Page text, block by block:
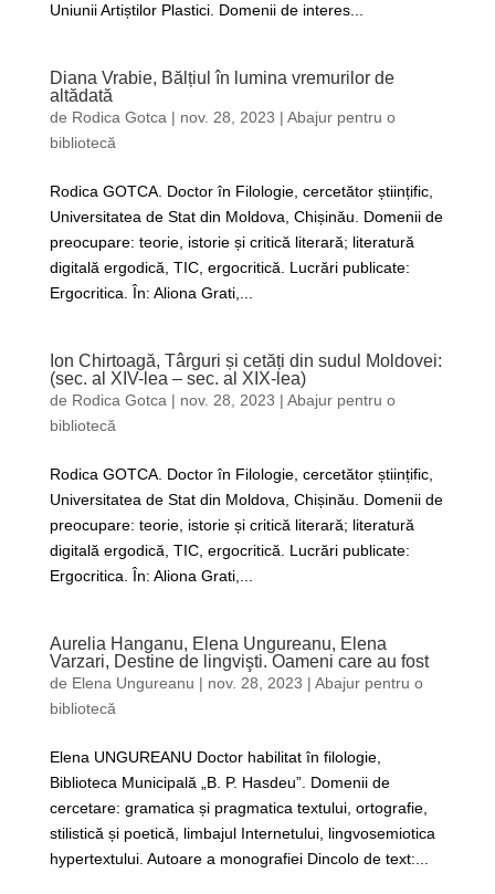
Uniunii Artiștilor Plastici. Domenii de interes...
Diana Vrabie, Bălțiul în lumina vremurilor de
altădată
de Rodica Gotca | nov. 28, 2023 | Abajur pentru o
bibliotecă
Rodica GOTCA. Doctor în Filologie, cercetător științific,
Universitatea de Stat din Moldova, Chișinău. Domenii de
preocupare: teorie, istorie și critică literară; literatură
digitală ergodică, TIC, ergocritică. Lucrări publicate:
Ergocritica. În: Aliona Grati,...
Ion Chirtoagă, Târguri și cetăți din sudul Moldovei:
(sec. al XIV-lea – sec. al XIX-lea)
de Rodica Gotca | nov. 28, 2023 | Abajur pentru o
bibliotecă
Rodica GOTCA. Doctor în Filologie, cercetător științific,
Universitatea de Stat din Moldova, Chișinău. Domenii de
preocupare: teorie, istorie și critică literară; literatură
digitală ergodică, TIC, ergocritică. Lucrări publicate:
Ergocritica. În: Aliona Grati,...
Aurelia Hanganu, Elena Ungureanu, Elena
Varzari, Destine de lingvişti. Oameni care au fost
de Elena Ungureanu | nov. 28, 2023 | Abajur pentru o
bibliotecă
Elena UNGUREANU Doctor habilitat în filologie,
Biblioteca Municipală „B. P. Hasdeu”. Domenii de
cercetare: gramatica și pragmatica textului, ortografie,
stilistică și poetică, limbajul Internetului, lingvosemiotica
hypertextului. Autoare a monografiei Dincolo de text:...